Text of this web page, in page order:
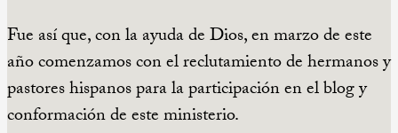
Fue así que, con la ayuda de Dios, en marzo de este
año comenzamos con el reclutamiento de hermanos y
pastores hispanos para la participación en el blog y
conformación de este ministerio.